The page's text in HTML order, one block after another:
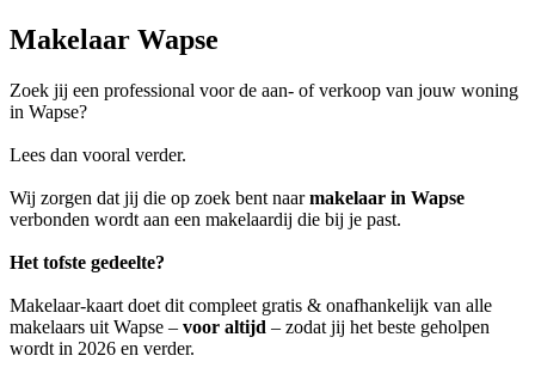
Makelaar Wapse
Zoek jij een professional voor de aan- of verkoop van jouw woning
in Wapse?
Lees dan vooral verder.
Wij zorgen dat jij die op zoek bent naarmakelaar in Wapse
verbonden wordt aan een makelaardij die bij je past.
Het tofste gedeelte?
Makelaar-kaart doet dit compleet gratis & onafhankelijk van alle
makelaars uit Wapse – voor altijd – zodat jij het beste geholpen
wordt in 2026 en verder.